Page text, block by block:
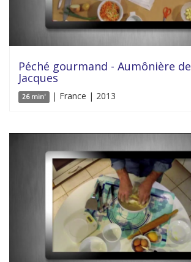
Péché gourmand - Aumônière
Jacques
26 min' | France | 2013